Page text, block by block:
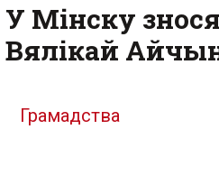
У Мінску
Вялікай
Грамадства